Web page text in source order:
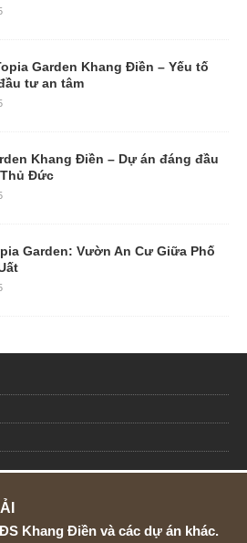
Garden Khang Điền – Yếu tố
tư an tâm
Khang Điền – Dự án đáng đầu
Đức
Garden: Vườn An Cư Giữa Phố
Khang Điền và các dự án khác.